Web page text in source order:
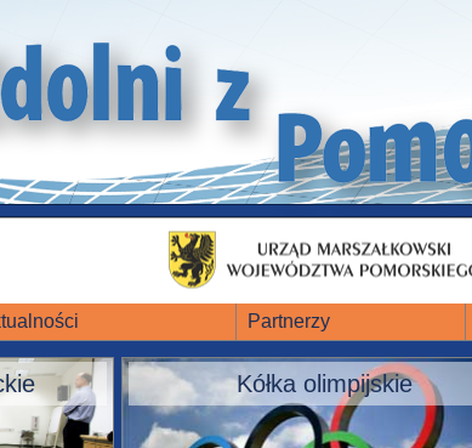
Partnerzy
Kółka olimpijskie